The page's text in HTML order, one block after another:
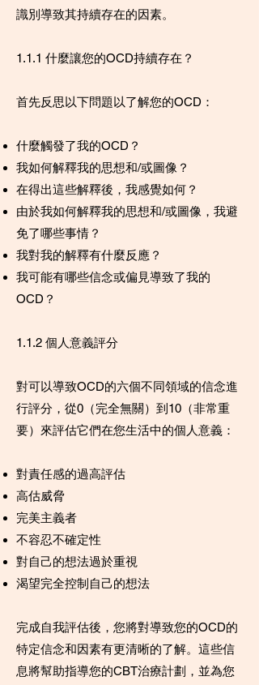
識別導致其持續存在的因素。
1.1.1 什麼讓您的OCD持續存在？
首先反思以下問題以了解您的OCD：
什麼觸發了我的OCD？
我如何解釋我的思想和/或圖像？
在得出這些解釋後，我感覺如何？
由於我如何解釋我的思想和/或圖像，我避
免了哪些事情？
我對我的解釋有什麼反應？
我可能有哪些信念或偏見導致了我的
OCD？
1.1.2 個人意義評分
對可以導致OCD的六個不同領域的信念進
行評分，從0（完全無關）到10（非常重
要）來評估它們在您生活中的個人意義：
對責任感的過高評估
高估威脅
完美主義者
不容忍不確定性
對自己的想法過於重視
渴望完全控制自己的想法
完成自我評估後，您將對導致您的OCD的
特定信念和因素有更清晰的了解。這些信
息將幫助指導您的CBT治療計劃，並為您